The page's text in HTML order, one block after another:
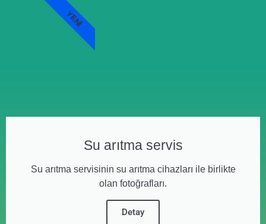
Su arıtma servis
Su arıtma servisinin su arıtma cihazları ile birlikte
olan fotoğrafları.
Detay
YENI